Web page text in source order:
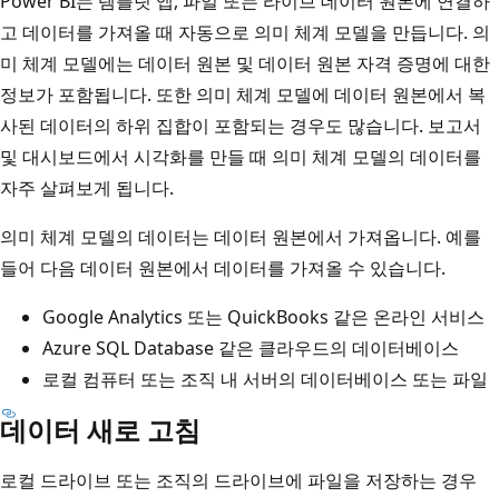
고 데이터를 가져올 때 자동으로 의미 체계 모델을 만듭니다. 의
미 체계 모델에는 데이터 원본 및 데이터 원본 자격 증명에 대한
정보가 포함됩니다. 또한 의미 체계 모델에 데이터 원본에서 복
사된 데이터의 하위 집합이 포함되는 경우도 많습니다. 보고서
및 대시보드에서 시각화를 만들 때 의미 체계 모델의 데이터를
자주 살펴보게 됩니다.
의미 체계 모델의 데이터는 데이터 원본에서 가져옵니다. 예를
들어 다음 데이터 원본에서 데이터를 가져올 수 있습니다.
Google Analytics 또는 QuickBooks 같은 온라인 서비스
Azure SQL Database 같은 클라우드의 데이터베이스
로컬 컴퓨터 또는 조직 내 서버의 데이터베이스 또는 파일
데이터 새로 고침
로컬 드라이브 또는 조직의 드라이브에 파일을 저장하는 경우